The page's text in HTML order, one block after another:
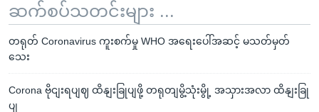
ဆက်စပ်သတင်းများ ...
တရုတ် Coronavirus ကူးစက်မှု WHO အရေးပေါ်အဆင့် မသတ်မှတ်
သေး
Corona ဗိုငျးရပျဈ ထိနျးခြုပျဖို့ တရုတျမွိ့သုံးမွို့ အသှားအလာ ထိနျးခြု
ပျ